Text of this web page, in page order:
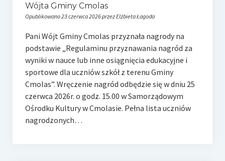
Dziennik elektroniczny
e-Rada
Logowanie
Wójta Gminy Cmolas
Opublikowano 23 czerwca 2026 przez Elżbieta Łagoda
Pani Wójt Gminy Cmolas przyznała nagrody na
podstawie „Regulaminu przyznawania nagród za
wyniki w nauce lub inne osiągnięcia edukacyjne i
sportowe dla uczniów szkół z terenu Gminy
Cmolas”. Wręczenie nagród odbędzie się w dniu 25
czerwca 2026r. o godz. 15.00 w Samorządowym
Ośrodku Kultury w Cmolasie. Pełna lista uczniów
nagrodzonych…